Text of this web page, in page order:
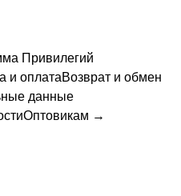
Привилегий
и оплатаВозврат и обмен
данные
Оптовикам →